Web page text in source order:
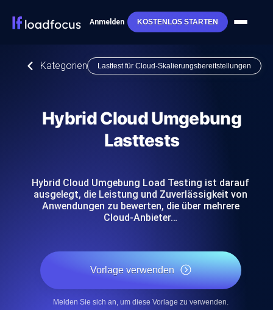
Anmelden KOSTENLOS STARTEN
Kategorien Lasttest für Cloud-Skalierungsbereitstellungen
Hybrid Cloud Umgebung
Lasttests
Hybrid Cloud Umgebung Load Testing ist darauf
ausgelegt, die Leistung und Zuverlässigkeit von
Anwendungen zu bewerten, die über mehrere
Cloud-Anbieter…
Vorlage verwenden
Melden Sie sich an, um diese Vorlage zu verwenden.